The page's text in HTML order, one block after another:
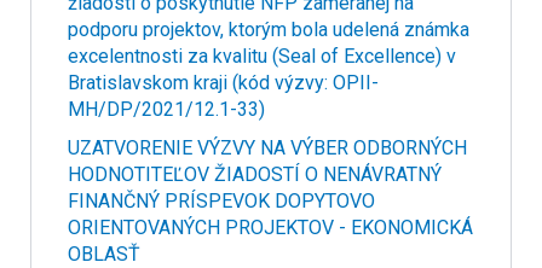
podporu projektov, ktorým bola udelená známka
excelentnosti za kvalitu (Seal of Excellence) v
Bratislavskom kraji (kód výzvy: OPII-
MH/DP/2021/12.1-33)
UZATVORENIE VÝZVY NA VÝBER ODBORNÝCH
HODNOTITEĽOV ŽIADOSTÍ O NENÁVRATNÝ
FINANČNÝ PRÍSPEVOK DOPYTOVO
ORIENTOVANÝCH PROJEKTOV - EKONOMICKÁ
OBLASŤ